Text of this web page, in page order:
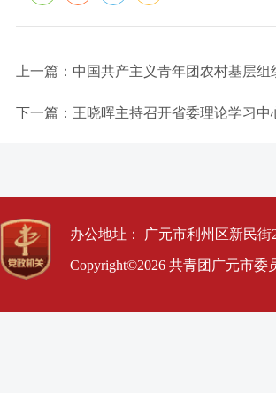
上一篇：中国共产主义青年团农村基层
下一篇：王晓晖主持召开省委理论学习
办公地址： 广元市利州区新民
Copyright©2026 共青团广元市